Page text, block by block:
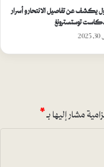
يكشف عن تفاصيل الانتحار و أسرار
توستسترونغ
مشار إليها بـ*